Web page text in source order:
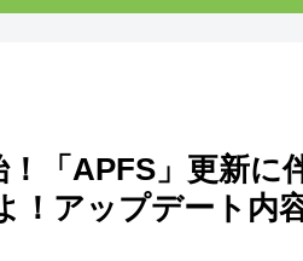
「APFS」更新に
！アップデート内